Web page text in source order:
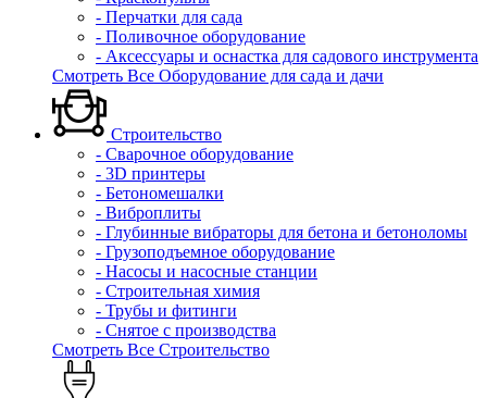
- Перчатки для сада
- Поливочное оборудование
- Аксессуары и оснастка для садового инструмента
Смотреть Все Оборудование для сада и дачи
Строительство
- Сварочное оборудование
- 3D принтеры
- Бетономешалки
- Виброплиты
- Глубинные вибраторы для бетона и бетоноломы
- Грузоподъемное оборудование
- Насосы и насосные станции
- Строительная химия
- Трубы и фитинги
- Снятое с производства
Смотреть Все Строительство